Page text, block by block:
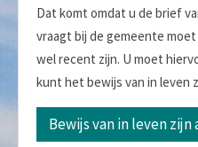
Dat komt omdat u de brief
vraagt bij de gemeente
wel recent zijn. U moet
kunt het bewijs van in leven
Bewijs van in leven zijn